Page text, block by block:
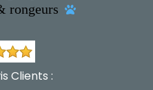
rongeurs

Clients :